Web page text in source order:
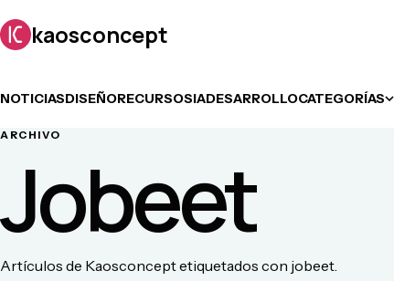
kaosconcept
NOTICIASDISEÑORECURSOSIADESARROLLOCATEGORÍAS
ARCHIVO
Jobeet
Artículos de Kaosconcept etiquetados con jobeet.